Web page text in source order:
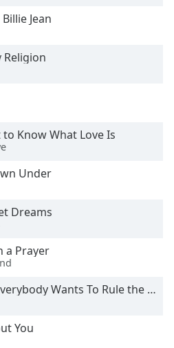
Billie Jean
Religion
to Know What Love Is
Under
Dreams
a Prayer
Wants To Rule the World
You